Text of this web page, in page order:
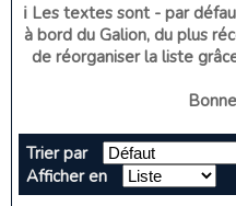
ℹ️ Les textes sont - par
à bord du Galion, du plus
de réorganiser la liste
Trier par
Afficher en